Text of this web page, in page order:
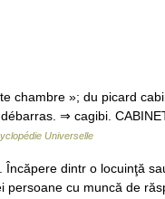
chambre »; du picard
⇒ cagibi.
Universelle
dintr o locuinţă
persoane cu muncă de